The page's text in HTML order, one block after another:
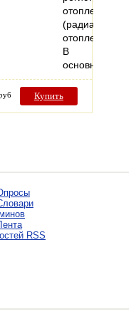
отопления
(радиатор
отопления).
В
основном…
Купить
RSS